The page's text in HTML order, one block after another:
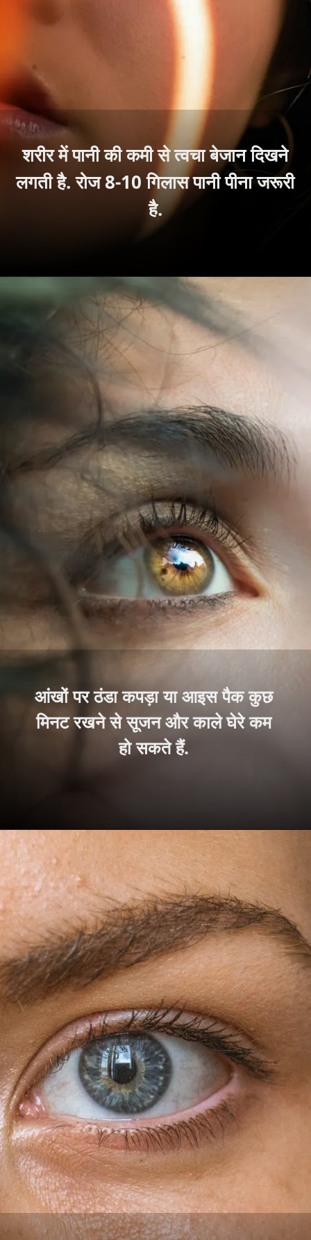
शरीर में पानी की कमी से त्वचा बेजान दिखने
लगती है. रोज 8-10 गिलास पानी पीना जरूरी
है.
आंखों पर ठंडा कपड़ा या आइस पैक कुछ
मिनट रखने से सूजन और काले घेरे कम